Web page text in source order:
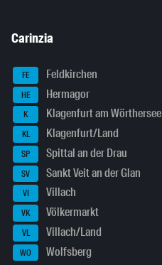
Carinzia
FE Feldkirchen
HE Hermagor
K Klagenfurt am Wörthersee
KL Klagenfurt/Land
SP Spittal an der Drau
SV Sankt Veit an der Glan
VI Villach
VK Völkermarkt
VL Villach/Land
WO Wolfsberg